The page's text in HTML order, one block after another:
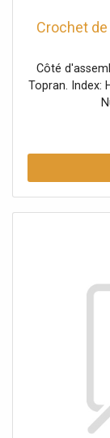
Crochet
Côté
Topran. Index: